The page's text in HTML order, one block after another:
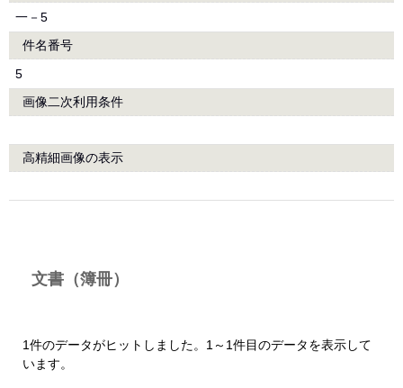
一－5
件名番号
5
画像二次利用条件
高精細画像の表示
文書（簿冊）
1件のデータがヒットしました。1～1件目のデータを表示して
います。